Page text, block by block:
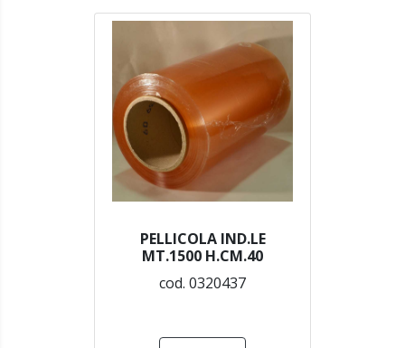
PELLICOLA IND.LE
MT.1500 H.CM.40
cod. 0320437